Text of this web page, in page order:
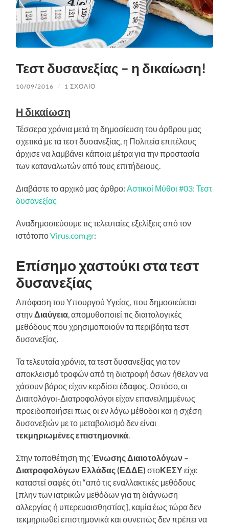
Τεστ δυσανεξίας – η δικαίωση!
10/09/2016 / 1 ΣΧΌΛΙΟ
Η δικαίωση
Τέσσερα χρόνια μετά τη δημοσίευση του άρθρου μας
σχετικά με τα τεστ δυσανεξίας, η Πολιτεία επιτέλους
άρχισε να λαμβάνει κάποια μέτρα για την προστασία
των καταναλωτών από τους επιτήδειους.
Διαβάστε το αρχικό μας άρθρο:Αστικοί Μύθοι #03: Τεστ
δυσανεξίας
Αναδημοσιεύουμε τις τελευταίες εξελίξεις από τον
ιστότοποVirus.com.gr:
Επίσημο χαστούκι στα τεστ
δυσανεξίας
Απόφαση του Υπουργού Υγείας, που δημοσιεύεται
στηνΔιαύγεια, απομυθοποιεί τις διαιτολογικές
μεθόδους που χρησιμοποιούν τα περιβόητα τεστ
δυσανεξίας.
Τα τελευταία χρόνια, τα τεστ δυσανεξίας για τον
αποκλεισμό τροφών από τη διατροφή όσων ήθελαν να
χάσουν βάρος είχαν κερδίσει έδαφος. Ωστόσο, οι
Διαιτολόγοι-Διατροφολόγοι είχαν επανειλημμένως
προειδοποιήσει πως οι εν λόγω μέθοδοι και η σχέση
δυσανεξιών με το μεταβολισμό δεν είναι
τεκμηριωμένες επιστημονικά.
Στην τοποθέτηση τηςΈνωσης Διαιοτολόγων –
Διατροφολόγων Ελλάδας (ΕΔΔΕ) στοΚΕΣΥείχε
καταστεί σαφές ότι “από τις εναλλακτικές μεθόδους
[πλην των ιατρικών μεθόδων για τη διάγνωση
αλλεργίας ή υπερευαισθηστίας], καμία έως τώρα δεν
τεκμηριωθεί επιστημονικά και συνεπώς δεν πρέπει να